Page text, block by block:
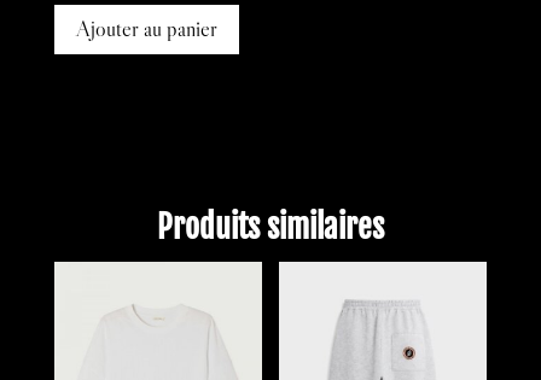
Ajouter au panier
Produits similaires